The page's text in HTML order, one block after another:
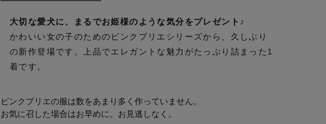
大切な愛犬に、まるでお姫様のような気分をプレゼント♪
かわいい女の子のためのピンクプリエシリーズから、久しぶり
の新作登場です。上品でエレガントな魅力がたっぷり詰まった1
着です。
ピンクプリエの服は数をあまり多く作っていません。
お気に召した場合はお早めに。お見逃しなく。